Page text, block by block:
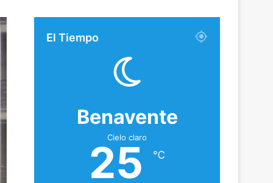
El Tiempo
Benavente
Cielo claro
25 ℃